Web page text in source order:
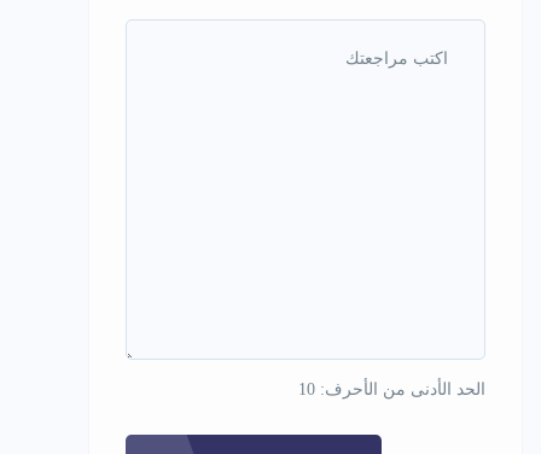
الحد الأدنى من الأحرف: 10